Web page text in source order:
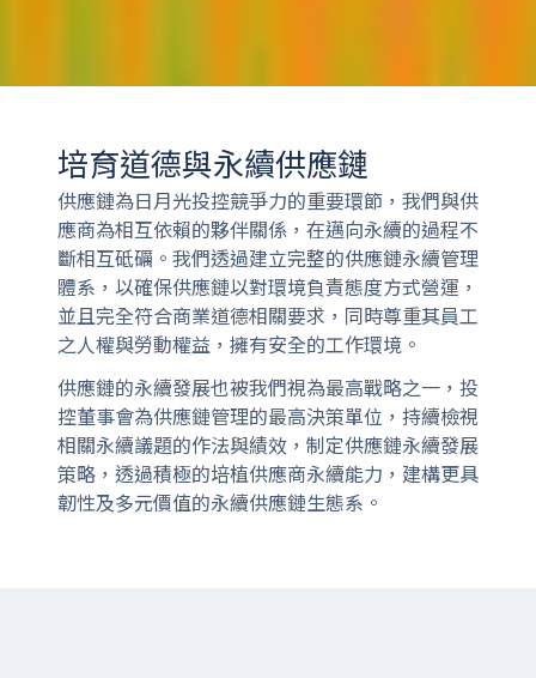
培育道德與永續供應鏈
供應鏈為日月光投控競爭力的重要環節，我們與供
應商為相互依賴的夥伴關係，在邁向永續的過程不
斷相互砥礪。我們透過建立完整的供應鏈永續管理
體系，以確保供應鏈以對環境負責態度方式營運，
並且完全符合商業道德相關要求，同時尊重其員工
之人權與勞動權益，擁有安全的工作環境。
供應鏈的永續發展也被我們視為最高戰略之一，投
控董事會為供應鏈管理的最高決策單位，持續檢視
相關永續議題的作法與績效，制定供應鏈永續發展
策略，透過積極的培植供應商永續能力，建構更具
韌性及多元價值的永續供應鏈生態系。